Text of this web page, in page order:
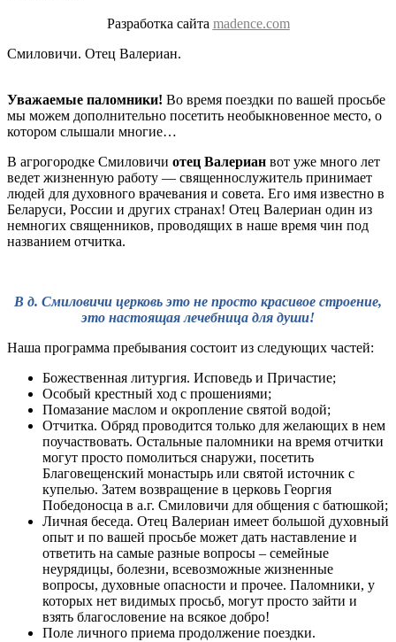
Разработка сайта madence.com
Смиловичи. Отец Валериан.
Уважаемые паломники! Во время поездки по вашей просьбе
мы можем дополнительно посетить необыкновенное место, о
котором слышали многие…
В агрогородке Смиловичи отец Валериан вот уже много лет
ведет жизненную работу — священнослужитель принимает
людей для духовного врачевания и совета. Его имя известно в
Беларуси, России и других странах! Отец Валериан один из
немногих священников, проводящих в наше время чин под
названием отчитка.
В д. Смиловичи церковь это не просто красивое строение,
это настоящая лечебница для души!
Наша программа пребывания состоит из следующих частей:
Божественная литургия. Исповедь и Причастие;
Особый крестный ход с прошениями;
Помазание маслом и окропление святой водой;
Отчитка. Обряд проводится только для желающих в нем
поучаствовать. Остальные паломники на время отчитки
могут просто помолиться снаружи, посетить
Благовещенский монастырь или святой источник с
купелью. Затем возвращение в церковь Георгия
Победоносца в а.г. Смиловичи для общения с батюшкой;
Личная беседа. Отец Валериан имеет большой духовный
опыт и по вашей просьбе может дать наставление и
ответить на самые разные вопросы – семейные
неурядицы, болезни, всевозможные жизненные
вопросы, духовные опасности и прочее. Паломники, у
которых нет видимых просьб, могут просто зайти и
взять благословение на всякое добро!
Поле личного приема продолжение поездки.